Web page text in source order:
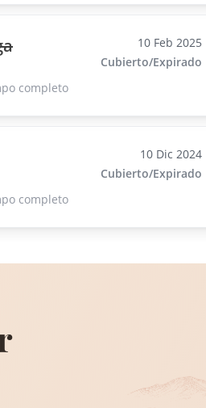
completo
10 Feb 2025
Cubierto/Expirado
completo
10 Dic 2024
Cubierto/Expirado